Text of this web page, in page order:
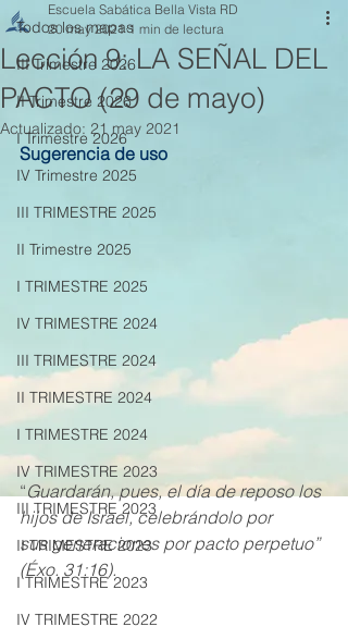
Todos los mapas
III Trimestre 2026
II Trimestre 2026
I Trimestre 2026
IV Trimestre 2025
III TRIMESTRE 2025
II Trimestre 2025
I TRIMESTRE 2025
IV TRIMESTRE 2024
III TRIMESTRE 2024
II TRIMESTRE 2024
I TRIMESTRE 2024
IV TRIMESTRE 2023
III TRIMESTRE 2023
II TRIMESTRE 2023
I TRIMESTRE 2023
IV TRIMESTRE 2022
Lección 9: LA SEÑAL DEL
PACTO (29 de mayo)
Escuela Sabática Bella Vista RD
20 may 2021 1 min de lectura
Actualizado: 21 may 2021
Sugerencia de uso
“Guardarán, pues, el día de reposo los
hijos de Israel, celebrándolo por
sus generaciones por pacto perpetuo”
(Éxo. 31:16).